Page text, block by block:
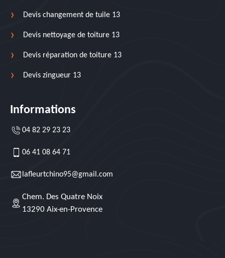
Devis changement de tuile 13
Devis nettoyage de toiture 13
Devis réparation de toiture 13
Devis zingueur 13
Informations
04 82 29 23 23
06 41 08 64 71
lafleurtchino95@gmail.com
Chem. Des Quatre Noix
13290 Aix-en-Provence